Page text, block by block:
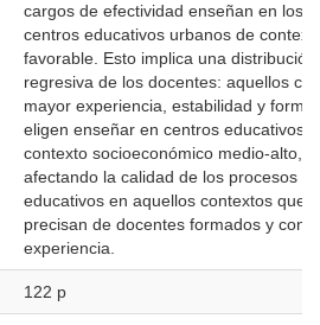
cargos de efectividad enseñan en los
centros educativos urbanos de
favorable. Esto implica una distribución
regresiva de los docentes: aquellos con
mayor experiencia, estabilidad y
eligen enseñar en centros educativos
contexto socioeconómico medio-alto,
afectando la calidad de los procesos
educativos en aquellos contextos que
precisan de docentes formados y con
experiencia.
122 p